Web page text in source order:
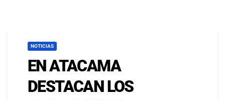
NOTICIAS
EN ATACAMA
DESTACAN LOS